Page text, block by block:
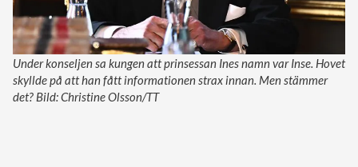
Under konseljen sa kungen att prinsessan Ines namn var Inse. Hovet
skyllde på att han fått informationen strax innan. Men stämmer
det? Bild: Christine Olsson/TT